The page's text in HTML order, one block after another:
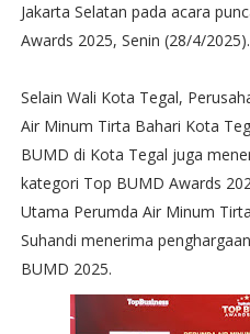
Jakarta Selatan pada acara
Awards 2025, Senin (28/4/2025).
Selain Wali Kota Tegal,
Air Minum Tirta Bahari Kota
BUMD di Kota Tegal juga
kategori Top BUMD Awards
Utama Perumda Air Minum
Suhandi menerima
BUMD 2025.